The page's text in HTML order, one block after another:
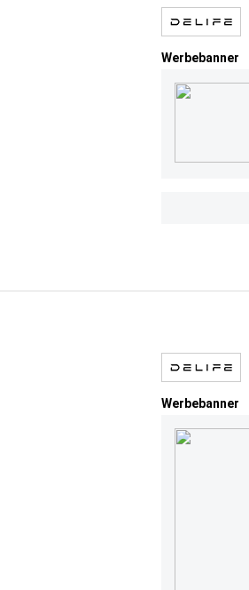
Werbebanner
Werbebanner